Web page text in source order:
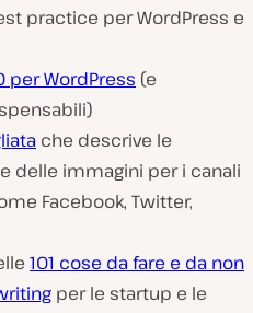
practice per WordPress e
per WordPress (e
che descrive le
delle immagini per i canali
Facebook, Twitter,
101 cose da fare e da non
per le startup e le